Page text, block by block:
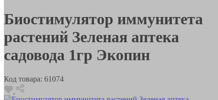
Биостимулятор иммунитета
растений Зеленая аптека
садовода 1гр Экопин
Код товара: 61074